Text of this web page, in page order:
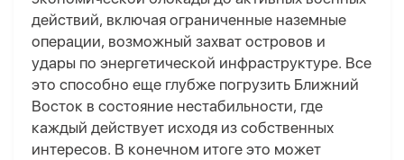
действий, включая ограниченные наземные
операции, возможный захват островов и
удары по энергетической инфраструктуре. Все
это способно еще глубже погрузить Ближний
Восток в состояние нестабильности, где
каждый действует исходя из собственных
интересов. В конечном итоге это может